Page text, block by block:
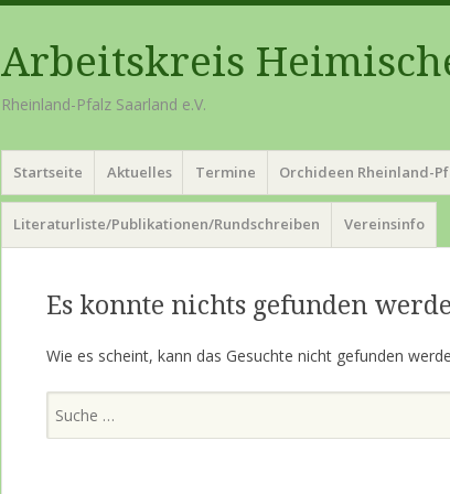
Arbeitskreis
Rheinland-Pfalz Saarland e.V.
Menü
Zum
Inhalt
springen
Startseite Aktuelles Termine Orchideen Rheinland-
Literaturliste/Publikationen/Rundschreiben Vereinsinfo
Es konnte nichts gefunden
Wie es scheint, kann das Gesuchte nicht gefunden